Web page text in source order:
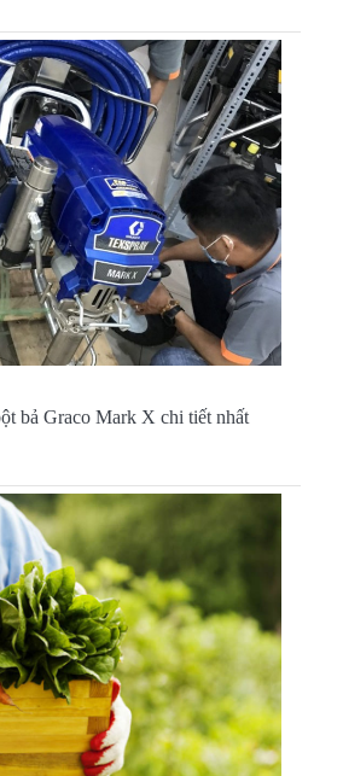
bả Graco Mark X chi tiết nhất